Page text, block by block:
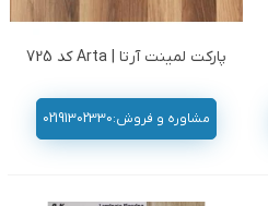
پارکت لمینت آرتا | Arta کد 725
مشاوره و فروش:02191302330